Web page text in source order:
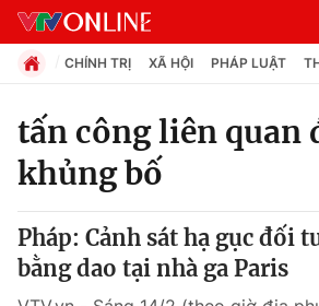
Chuyên mục
Chính trị
Xã hội
CHÍNH TRỊ XÃ HỘI PHÁP LUẬT
tấn công liên quan
khủng bố
Pháp: Cảnh sát hạ gục đối
bằng dao tại nhà ga Paris